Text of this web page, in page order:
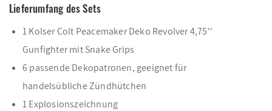
Lieferumfang des Sets
1 Kolser Colt Peacemaker Deko Revolver 4,75''
Gunfighter mit Snake Grips
6 passende Dekopatronen, geeignet für
handelsübliche Zündhütchen
1 Explosionszeichnung